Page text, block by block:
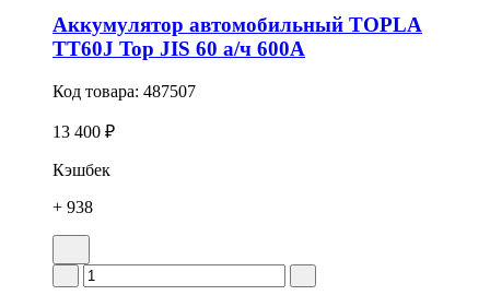
Аккумулятор автомобильный TOPLA
TT60J Top JIS 60 а/ч 600А
Код товара: 487507
13 400 ₽
Кэшбек
+ 938